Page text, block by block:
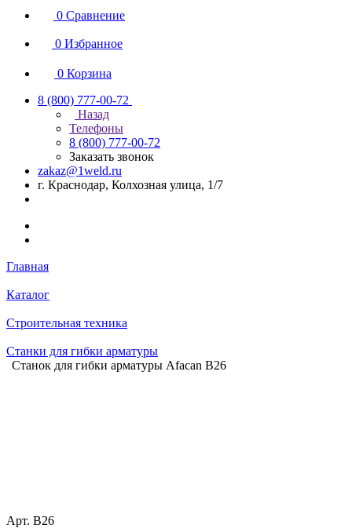
0 Сравнение
0 Избранное
0 Корзина
8 (800) 777-00-72
Назад
Телефоны
8 (800) 777-00-72
Заказать звонок
zakaz@1weld.ru
г. Краснодар, Колхозная улица, 1/7
Главная
Каталог
Строительная техника
Станки для гибки арматуры
Станок для гибки арматуры Afacan B26
Арт. B26